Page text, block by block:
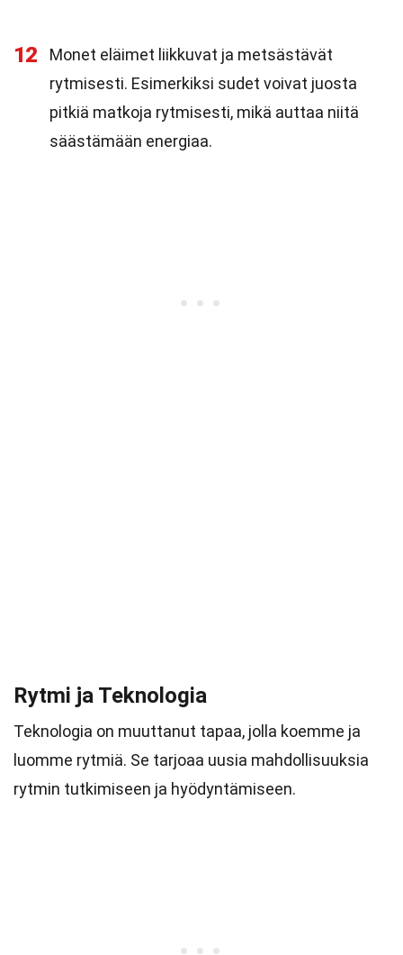
12
Monet eläimet liikkuvat ja metsästävät
rytmisesti. Esimerkiksi sudet voivat juosta
pitkiä matkoja rytmisesti, mikä auttaa niitä
säästämään energiaa.
Rytmi ja Teknologia
Teknologia on muuttanut tapaa, jolla koemme ja
luomme rytmiä. Se tarjoaa uusia mahdollisuuksia
rytmin tutkimiseen ja hyödyntämiseen.